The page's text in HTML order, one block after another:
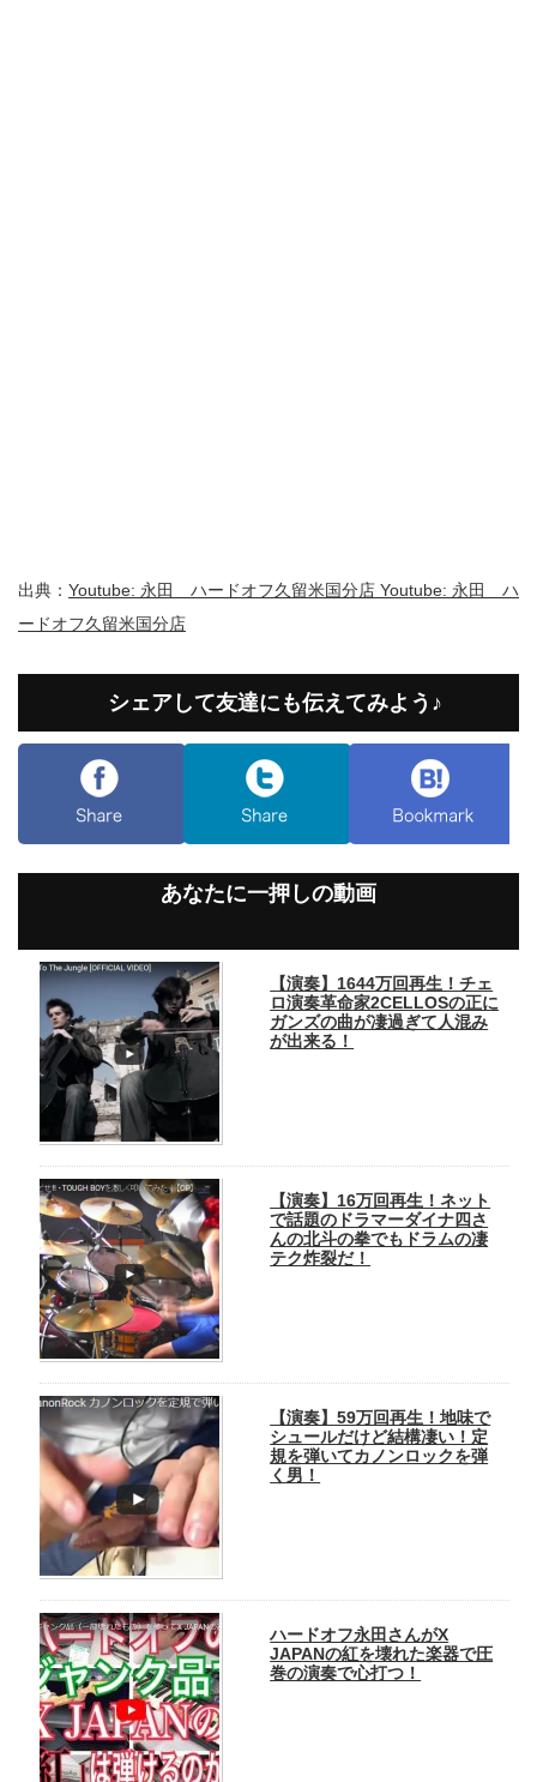
出典： Youtube: 永田 ハードオフ久留米国分店 Youtube: 永田 ハ
ードオフ久留米国分店
シェアして友達にも伝えてみよう♪
あなたに一押しの動画
【演奏】1644万回再生！チェ
ロ演奏革命家2CELLOSの正に
ガンズの曲が凄過ぎて人混み
が出来る！
【演奏】16万回再生！ネット
で話題のドラマーダイナ四さ
んの北斗の拳でもドラムの凄
テク炸裂だ！
【演奏】59万回再生！地味で
シュールだけど結構凄い！定
規を弾いてカノンロックを弾
く男！
ハードオフ永田さんがX
JAPANの紅を壊れた楽器で圧
巻の演奏で心打つ！